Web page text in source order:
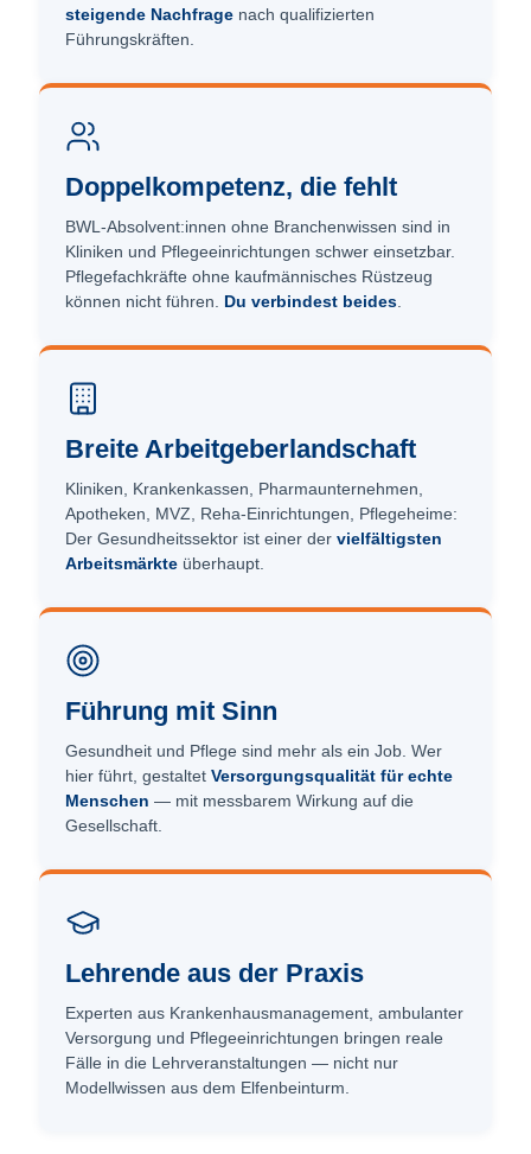
steigende Nachfrage nach qualifizierten
Führungskräften.
Doppelkompetenz, die fehlt
BWL-Absolvent:innen ohne Branchenwissen sind in
Kliniken und Pflegeeinrichtungen schwer einsetzbar.
Pflegefachkräfte ohne kaufmännisches Rüstzeug
können nicht führen. Du verbindest beides
Breite Arbeitgeber­landschaft
Kliniken, Krankenkassen, Pharmaunternehmen,
Apotheken, MVZ, Reha-Einrichtungen, Pflegeheime:
Der Gesundheitssektor ist einer dervielfältigsten
Arbeitsmärkte überhaupt.
Führung mit Sinn
Gesundheit und Pflege sind mehr als ein Job. Wer
hier führt, gestaltetVersorgungsqualität für echte
Menschen — mit messbarem Wirkung auf die
Gesellschaft.
Lehrende aus der Praxis
Experten aus Krankenhaus­management, ambulanter
Versorgung und Pflege­einrichtungen bringen reale
Fälle in die Lehrveranstaltungen — nicht nur
Modellwissen aus dem Elfenbeinturm.